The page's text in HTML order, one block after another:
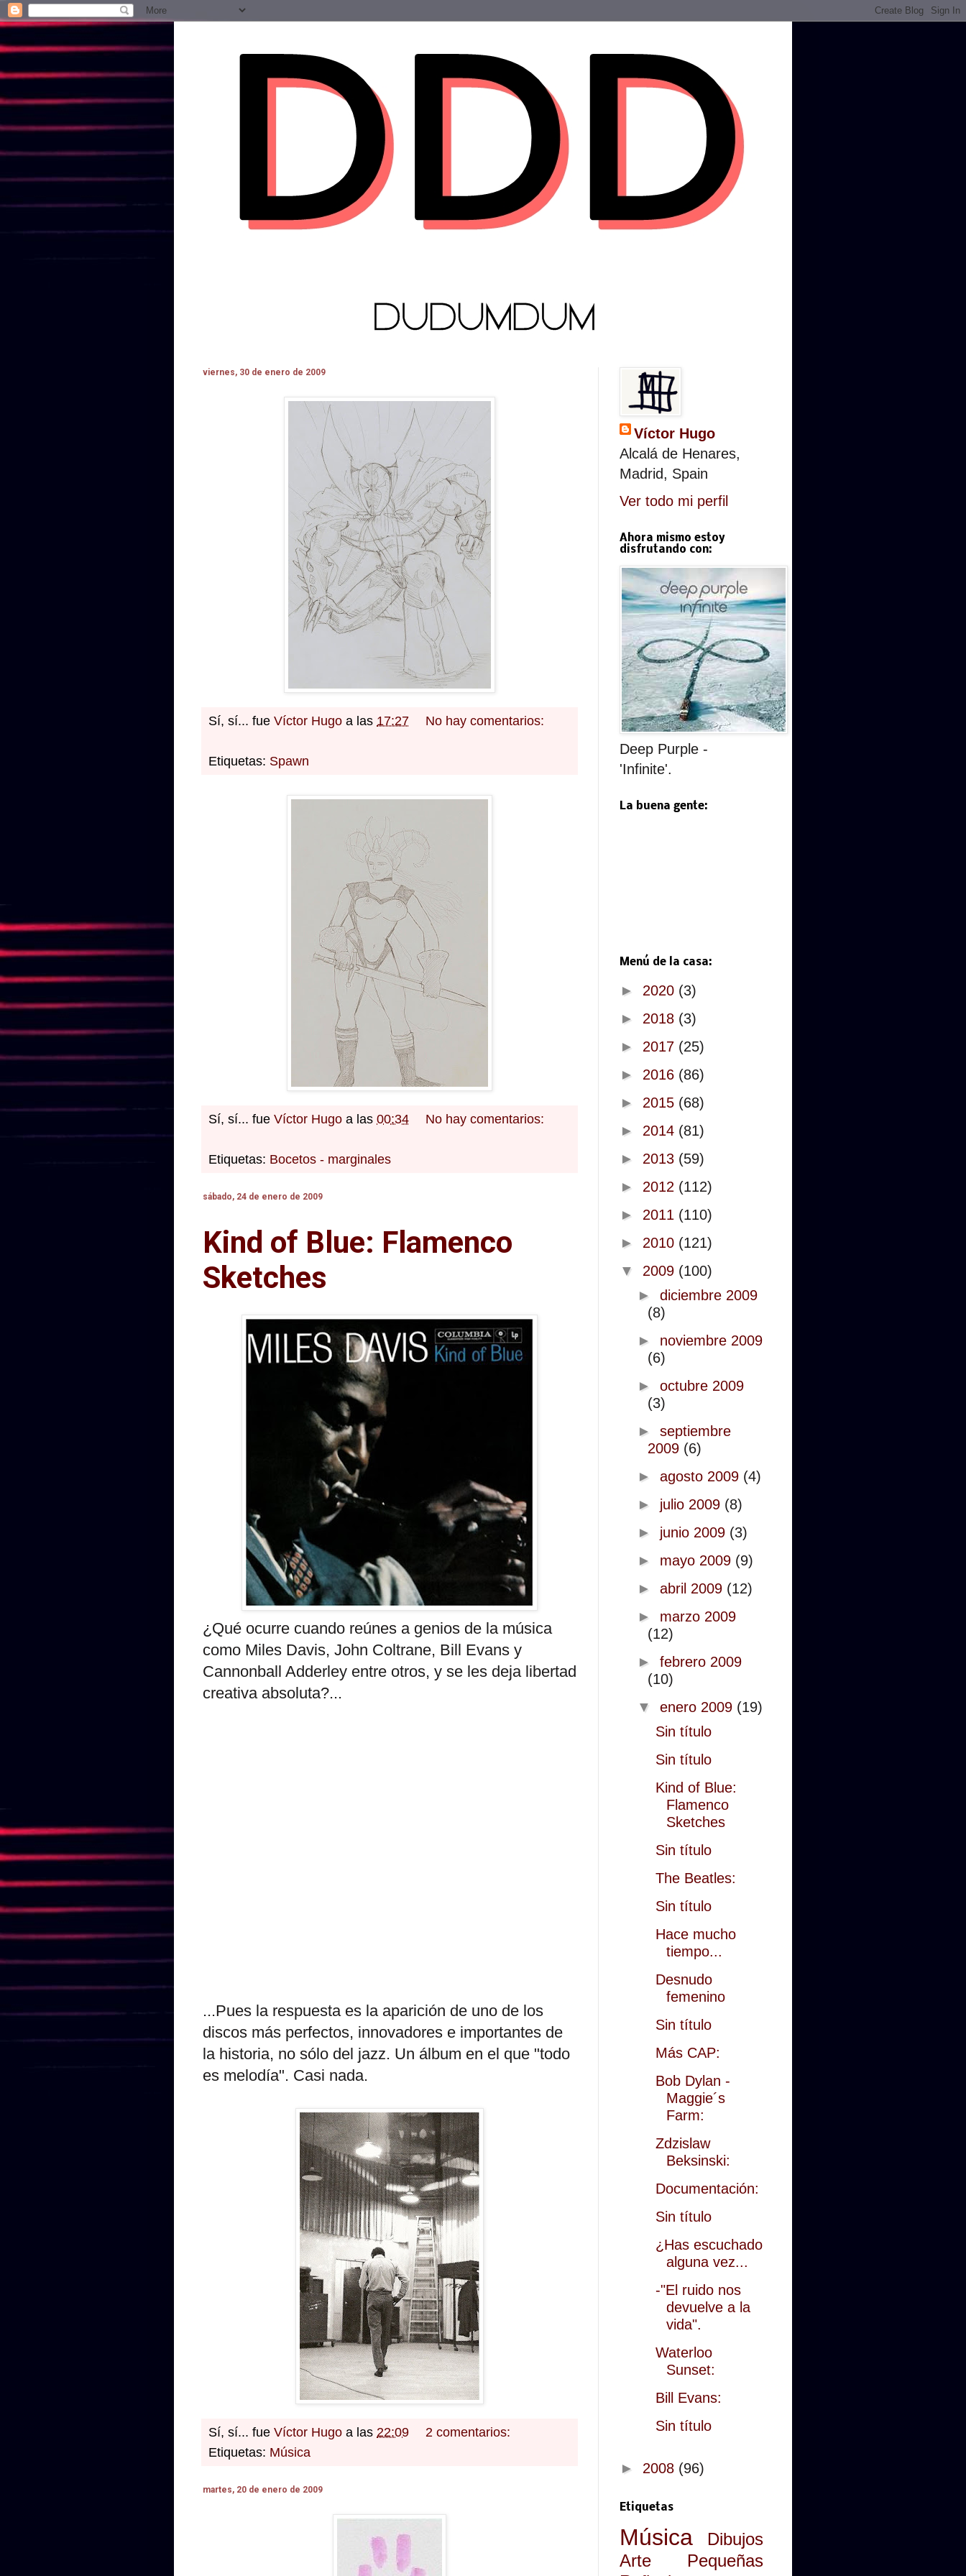
viernes, 30 de enero de 2009
Sí, sí... fue Víctor Hugo a las 17:27 No hay comentarios:
Etiquetas: Spawn
Sí, sí... fue Víctor Hugo a las 00:34 No hay comentarios:
Etiquetas: Bocetos - marginales
sábado, 24 de enero de 2009
Kind of Blue: Flamenco
Sketches
¿Qué ocurre cuando reúnes a genios de la música
como Miles Davis, John Coltrane, Bill Evans y
Cannonball Adderley entre otros, y se les deja libertad
creativa absoluta?...
...Pues la respuesta es la aparición de uno de los
discos más perfectos, innovadores e importantes de
la historia, no sólo del jazz. Un álbum en el que "todo
es melodía". Casi nada.
Sí, sí... fue Víctor Hugo a las 22:09
2 comentarios:
Etiquetas: Música
martes, 20 de enero de 2009
Víctor Hugo
Alcalá de Henares,
Madrid, Spain
Ver todo mi perfil
Ahora mismo estoy
disfrutando con:
Deep Purple -
'Infinite'.
La buena gente:
Menú de la casa:
► 2020 (3)
► 2018 (3)
► 2017 (25)
► 2016 (86)
► 2015 (68)
► 2014 (81)
► 2013 (59)
► 2012 (112)
► 2011 (110)
► 2010 (121)
▼ 2009 (100)
► diciembre 2009
(8)
► noviembre 2009
(6)
► octubre 2009
(3)
► septiembre
2009 (6)
► agosto 2009 (4)
► julio 2009 (8)
► junio 2009 (3)
► mayo 2009 (9)
► abril 2009 (12)
► marzo 2009
(12)
► febrero 2009
(10)
▼ enero 2009 (19)
Sin título
Sin título
Kind of Blue:
Flamenco
Sketches
Sin título
The Beatles:
Sin título
Hace mucho
tiempo...
Desnudo
femenino
Sin título
Más CAP:
Bob Dylan -
Maggie´s
Farm:
Zdzislaw
Beksinski:
Documentación:
Sin título
¿Has escuchado
alguna vez...
-"El ruido nos
devuelve a la
vida".
Waterloo
Sunset:
Bill Evans:
Sin título
► 2008 (96)
Etiquetas
Música
Dibujos
Arte
Pequeñas